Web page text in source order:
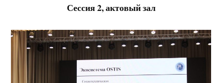
Сессия 2, актовый зал